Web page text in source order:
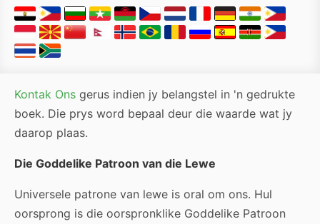
Kontak Ons gerus indien jy belangstel in 'n gedrukte
boek. Die prys word bepaal deur die waarde wat jy
daarop plaas.
Die Goddelike Patroon van die Lewe
Universele patrone van lewe is oral om ons. Hul
oorsprong is die oorspronklike Goddelike Patroon